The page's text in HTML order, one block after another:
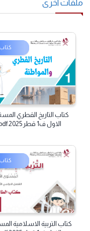
اخرى
كتاب
كتاب التاريخ القطري